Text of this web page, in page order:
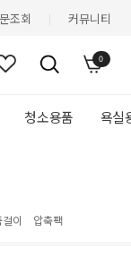
조회 커뮤니티
0
청소용품 욕실
이 압축팩